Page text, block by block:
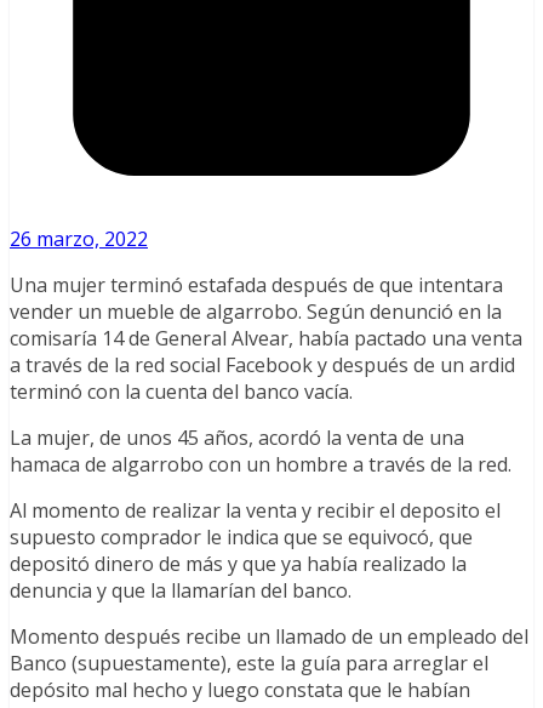
26 marzo, 2022
Una mujer terminó estafada después de que intentara
vender un mueble de algarrobo. Según denunció en la
comisaría 14 de General Alvear, había pactado una venta
a través de la red social Facebook y después de un ardid
terminó con la cuenta del banco vacía.
La mujer, de unos 45 años, acordó la venta de una
hamaca de algarrobo con un hombre a través de la red.
Al momento de realizar la venta y recibir el deposito el
supuesto comprador le indica que se equivocó, que
depositó dinero de más y que ya había realizado la
denuncia y que la llamarían del banco.
Momento después recibe un llamado de un empleado del
Banco (supuestamente), este la guía para arreglar el
depósito mal hecho y luego constata que le habían